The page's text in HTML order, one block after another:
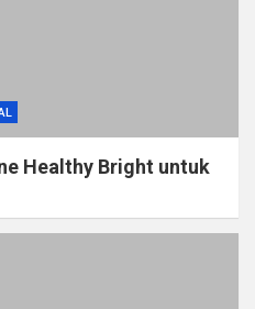
Healthy Bright untuk